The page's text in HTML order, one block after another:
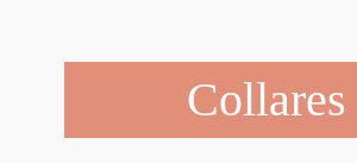
Collares